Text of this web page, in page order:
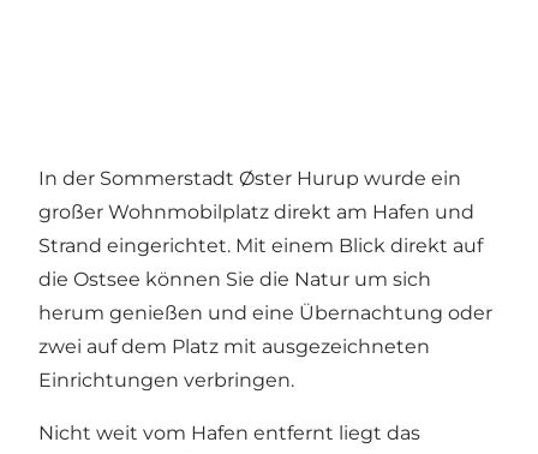
In der Sommerstadt Øster Hurup wurde ein
großer Wohnmobilplatz direkt am Hafen und
Strand eingerichtet. Mit einem Blick direkt auf
die Ostsee können Sie die Natur um sich
herum genießen und eine Übernachtung oder
zwei auf dem Platz mit ausgezeichneten
Einrichtungen verbringen.
Nicht weit vom Hafen entfernt liegt das